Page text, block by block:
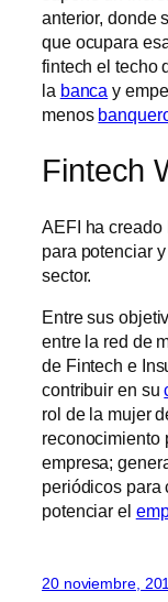
anterior, donde
que ocupara
fintech el techo
la banca y
menos
Fintech
AEFI ha
para potenciar
sector.
Entre sus
entre la red de
de Fintech e
contribuir en su
rol de la mujer
reconocimiento
empresa;
periódicos para
potenciar el
20 noviembre,